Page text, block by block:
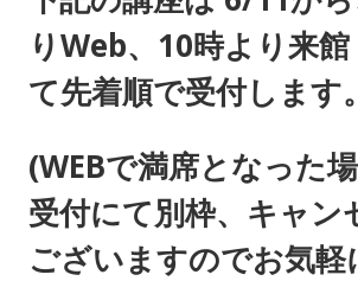
りWeb、10時より来
て先着順で受付します。
(WEBで満席となった場
受付にて別枠、キャン
ございますのでお気軽